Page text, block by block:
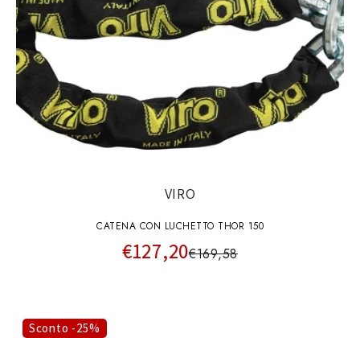
VIRO
CATENA CON LUCHETTO THOR 150
€127,20€169,58
Sconto -25%